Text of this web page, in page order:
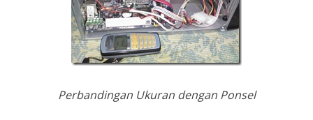
Perbandingan Ukuran dengan Ponsel